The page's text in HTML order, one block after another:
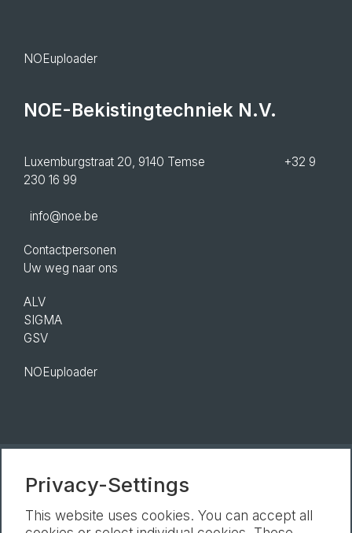
NOEuploader
NOE-Bekistingtechniek N.V.
Luxemburgstraat 20, 9140 Temse +32 9
230 16 99
info@noe.be
Contactpersonen
Uw weg naar ons
ALV
SIGMA
GSV
NOEuploader
Nieuwsbrief Afdruk
Gegevensbescherming
Privacy-Settings
This website uses cookies. You can accept all